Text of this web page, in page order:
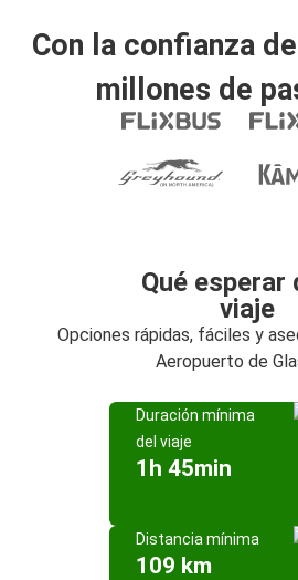
Con la confianza
millones de
Qué esperar
viaje
Opciones rápidas, fáciles y
Aeropuerto de
Duración mínima
del viaje
1h 45min
Distancia mínima
109 km